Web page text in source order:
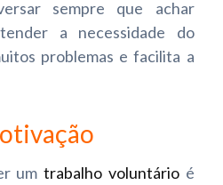
sempre que achar
a necessidade do
problemas e facilita a
umtrabalho voluntárioé